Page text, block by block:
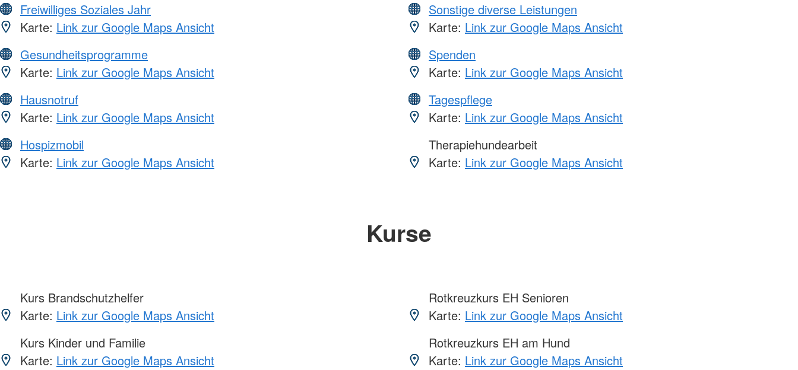
Freiwilliges Soziales Jahr
Karte: Link zur Google Maps Ansicht
Gesundheitsprogramme
Karte: Link zur Google Maps Ansicht
Hausnotruf
Karte: Link zur Google Maps Ansicht
Hospizmobil
Karte: Link zur Google Maps Ansicht
Sonstige diverse Leistungen
Karte: Link zur Google Maps Ansicht
Spenden
Karte: Link zur Google Maps Ansicht
Tagespflege
Karte: Link zur Google Maps Ansicht
Therapiehundearbeit
Karte: Link zur Google Maps Ansicht
Kurse
Kurs Brandschutzhelfer
Karte: Link zur Google Maps Ansicht
Kurs Kinder und Familie
Karte: Link zur Google Maps Ansicht
Rotkreuzkurs EH Senioren
Karte: Link zur Google Maps Ansicht
Rotkreuzkurs EH am Hund
Karte: Link zur Google Maps Ansicht